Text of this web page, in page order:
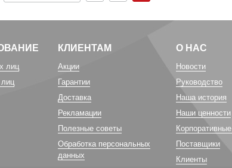
лиц
КЛИЕНТАМ
Акции
Гарантии
Доставка
Рекламации
Полезные советы
Обработка персональных
данных
О НАС
Новости
Руководство
Наша история
Наши ценности
Поставщики
Клиенты